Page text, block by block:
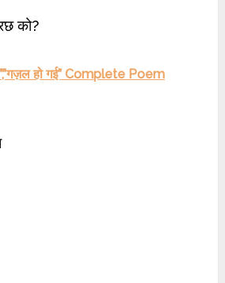
को?
हो गई” Complete Poem